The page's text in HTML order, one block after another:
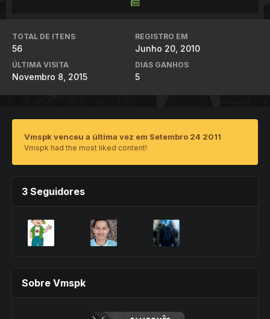
TOTAL DE ITENS
56
REGISTRO EM
Junho 20, 2010
ÚLTIMA VISITA
Novembro 8, 2015
DIAS GANHOS
5
Vmspk venceu a última vez em Setembro 24 2011
Vmspk had the most liked content!
3 Seguidores
Sobre Vmspk